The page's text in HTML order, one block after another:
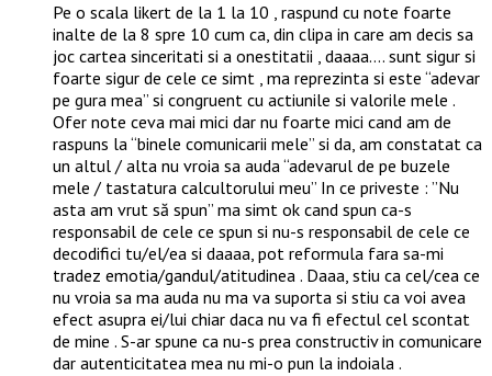
Pe o scala likert de la 1 la 10 , raspund cu note foarte
inalte de la 8 spre 10 cum ca, din clipa in care am decis sa
joc cartea sinceritati si a onestitatii , daaaa…. sunt sigur si
foarte sigur de cele ce simt , ma reprezinta si este “adevar
pe gura mea” si congruent cu actiunile si valorile mele .
Ofer note ceva mai mici dar nu foarte mici cand am de
raspuns la “binele comunicarii mele” si da, am constatat ca
un altul / alta nu vroia sa auda “adevarul de pe buzele
mele / tastatura calcultorului meu” In ce priveste : ”Nu
asta am vrut să spun” ma simt ok cand spun ca-s
responsabil de cele ce spun si nu-s responsabil de cele ce
decodifici tu/el/ea si daaaa, pot reformula fara sa-mi
tradez emotia/gandul/atitudinea . Daaa, stiu ca cel/cea ce
nu vroia sa ma auda nu ma va suporta si stiu ca voi avea
efect asupra ei/lui chiar daca nu va fi efectul cel scontat
de mine . S-ar spune ca nu-s prea constructiv in comunicare
dar autenticitatea mea nu mi-o pun la indoiala .